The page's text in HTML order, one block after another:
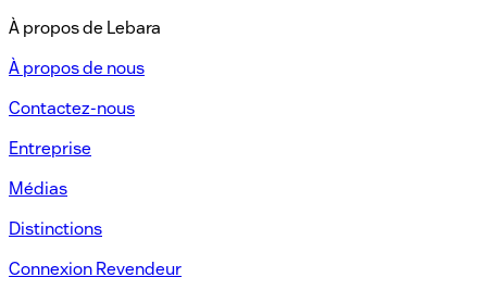
À propos de Lebara​
À propos de nous​
Contactez-nous​
Entreprise
Médias
Distinctions​
Connexion Revendeur​